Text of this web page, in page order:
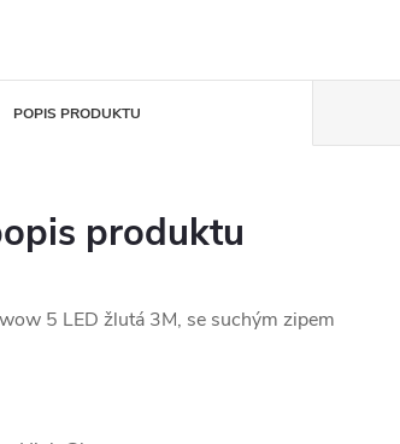
POPIS PRODUKTU
produktu
5 LED žlutá 3M, se suchým zipem